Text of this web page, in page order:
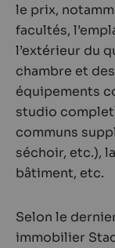
le prix,
facultés,
l’extérieur du
chambre et
équipements
studio
communs
séchoir, etc.),
bâtiment, etc.
Selon le
immobilier